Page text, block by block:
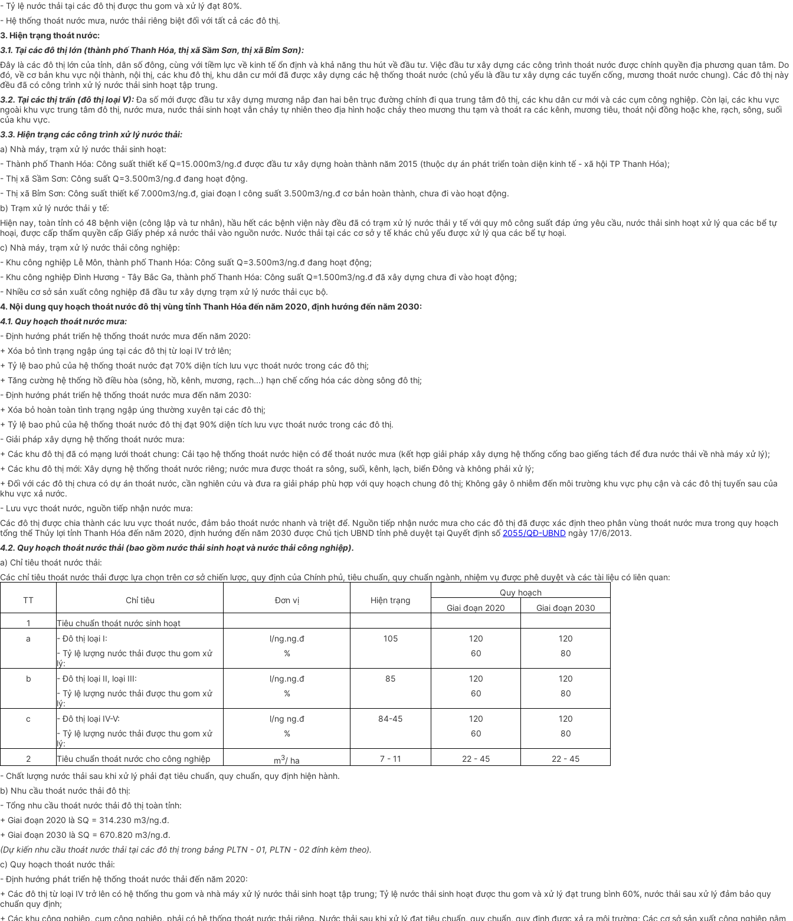
- Tỷ lệ nước thải tại các đô thị được thu gom và xử lý đạt 80%.
- Hệ thống thoát nước mưa, nước thải riêng biệt đối với tất cả các đô thị.
3. Hiện trạng thoát nước:
3.1. Tại các đô thị lớn (thành phố Thanh Hóa, thị xãSầm Sơn, thị xã Bỉm Sơn):
Đây là các đô thị lớn của tỉnh, dân số đông, cùng với tiềm lực về kinh tếổn định và khả năng thu hút về đầu tư. Việc đầu tư xây dựng các công trình thoát nước được chính quyền địa phương quan tâm. Do
đó, về cơ bản khu vực nội thành, nội thị, các khu đô thị, khu dân cư mới đã được xây dựng các hệ thống thoát nước (chủ yếu là đầu tư xây dựng các tuyến cống, mương thoát nước chung). Các đô thị này
đều đã có công trình xử lý nước thải sinh hoạt tập trung.
3.2. Tại các thị trấn (đô thị loại V):Đa số mới được đầu tư xây dựng mương nắp đan hai bên trục đường chính đi qua trung tâm đô thị, các khu dân cư mới và các cụm công nghiệp. Còn lại, các khu vực
ngoài khu vực trung tâm đô thị, nước mưa, nước thải sinh hoạt vẫn chảy tự nhiên theo địa hình hoặc chảy theo mương thu tạm và thoát ra các kênh, mương tiêu, thoát nội đồng hoặc khe, rạch, sông, suối
của khu vực.
3.3. Hiện trạng các công trình xử lýnước thải:
a) Nhà máy, trạm xử lý nước thải sinh hoạt:
- Thành phố Thanh Hóa: Công suất thiết kế Q=15.000m3/ng.đ được đầu tư xây dựng hoàn thành năm 2015 (thuộc dự án phát triển toàn diện kinh tế - xã hội TP Thanh Hóa);
- Thị xã Sầm Sơn: Công suất Q=3.500m3/ng.đ đang hoạt động.
- Thị xã Bỉm Sơn: Công suất thiết kế 7.000m3/ng.đ, giai đoạn I công suất 3.500m3/ng.đ cơ bản hoàn thành, chưa đi vào hoạt động.
b) Trạm xử lý nước thải y tế:
Hiện nay, toàn tỉnh có 48 bệnh viện (công lập và tư nhân), hầu hết các bệnh viện này đều đã có trạm xử lý nước thải y tế với quy mô công suất đáp ứng yêu cầu, nước thải sinh hoạt xử lý qua các bể tự
hoại, được cấp thẩm quyền cấp Giấy phép xả nước thải vào nguồn nước. Nước thải tại các cơ sở y tế khác chủ yếu được xử lý qua các bể tự hoại.
c) Nhà máy, trạm xử lý nước thải công nghiệp:
- Khu công nghiệp Lễ Môn, thành phố Thanh Hóa: Công suất Q=3.500m3/ng.đ đang hoạt động;
- Khu công nghiệp Đình Hương - Tây Bắc Ga, thành phố Thanh Hóa: Công suất Q=1.500m3/ng.đ đã xây dựng chưa đi vào hoạt động;
- Nhiều cơ sở sản xuất công nghiệp đã đầu tư xây dựng trạm xử lý nước thải cục bộ.
4. Nội dung quy hoạch thoát nước đô thị vùng tỉnh Thanh Hóa đến năm 2020, định hướng đến năm 2030:
4.1. Quy hoạch thoátnước mưa:
- Định hướng phát triển hệ thống thoát nước mưa đến năm 2020:
+ Xóa bỏ tình trạng ngập úng tại các đô thị từ loại IV trở lên;
+ Tỷ lệ bao phủ của hệ thống thoát nước đạt 70% diện tích lưu vực thoát nước trong các đô thị;
+ Tăng cường hệ thống hồ điều hòa (sông, hồ, kênh, mương, rạch...) hạn chế cống hóa các dòng sông đô thị;
- Định hướng phát triển hệ thống thoát nước mưa đến năm 2030:
+ Xóa bỏ hoàn toàn tình trạng ngập úng thường xuyên tại các đô thị;
+ Tỷ lệ bao phủ của hệ thống thoát nước đô thị đạt 90% diện tích lưu vực thoát nước trong các đô thị.
- Giải pháp xây dựng hệ thống thoát nước mưa:
+ Các khu đô thị đã có mạng lưới thoát chung: Cải tạo hệ thống thoát nước hiện có để thoát nước mưa (kết hợp giải pháp xây dựng hệ thống cống bao giếng tách để đưa nước thải về nhà máy xử lý);
+ Các khu đô thị mới: Xây dựng hệ thống thoát nước riêng; nước mưa được thoát ra sông, suối, kênh, lạch, biển Đông và không phải xử lý;
+ Đối với các đô thị chưa có dự án thoát nước, cần nghiên cứu và đưa ra giải pháp phù hợp với quy hoạch chung đô thị; Không gây ô nhiễm đến môi trường khu vực phụ cận và các đô thị tuyến sau của
khu vực xả nước.
- Lưu vực thoát nước, nguồn tiếp nhận nước mưa:
Các đô thị được chia thành các lưu vực thoát nước, đảm bảo thoát nước nhanh và triệt để. Nguồn tiếp nhận nước mưa cho các đô thị đã được xác định theo phân vùng thoát nước mưa trong quy hoạch
tổng thể Thủy lợi tỉnh Thanh Hóa đến năm 2020, định hướng đến năm 2030 được Chủ tịch UBND tỉnh phê duyệt tại Quyết định số 2055/QĐ-UBND ngày 17/6/2013.
4.2. Quy hoạch thoát nước thải (bao gồm nước thải sinh hoạt và nước thải công nghiệp).
a) Chỉ tiêu thoát nước thải:
Các chỉ tiêu thoát nước thải được lựa chọn trên cơ sở chiến lược, quy định của Chính phủ, tiêu chuẩn, quy chuẩn ngành, nhiệm vụ được phê duyệt và các tài liệu có liên quan:
TT Chỉ tiêu Đơn vị Hiện trạng
Quy hoạch
Giai đoạn 2020
Giai đoạn 2030
1
Tiêu chuẩn thoát nước sinh hoạt
a
- Đô thị loại I:
- Tỷ lệ lượng nước thải được thu gom xử
lý:
l/ng.ng.đ
%
105
120
60
120
80
b
- Đô thị loại II, loại III:
- Tỷ lệ lượng nước thải được thu gom xử
lý:
l/ng.ng.đ
%
85
120
60
120
80
c - Đô thị loại IV-V:
- Tỷ lệ lượng nước thải được thu gom xử
lý:
l/ng ng.đ
%
84-45
120
60
120
80
2 Tiêu chuẩn thoát nước cho công nghiệp m3/ ha 7 - 11 22 - 45
22 - 45
- Chất lượng nước thải sau khi xử lý phải đạt tiêu chuẩn, quy chuẩn, quy định hiện hành.
b) Nhu cầu thoát nước thải đô thị:
- Tổng nhu cầu thoát nước thải đô thị toàn tỉnh:
+ Giai đoạn 2020 là SQ = 314.230 m3/ng.đ.
+ Giai đoạn 2030 là SQ = 670.820 m3/ng.đ.
(Dự kiến nhu cầu thoát nước thải tại các đô thị trong bảng PLTN - 01, PLTN - 02 đính kèm theo).
c) Quy hoạch thoát nước thải:
- Định hướng phát triển hệ thống thoát nước thải đến năm 2020:
+ Các đô thị từ loại IV trở lên có hệ thống thu gom và nhà máy xử lý nước thải sinh hoạt tập trung; Tỷ lệ nước thải sinh hoạt được thu gom và xử lý đạt trung bình 60%, nước thải sau xử lý đảm bảo quy
chuẩn quy định;
+ Các khu công nghiệp, cụm công nghiệp, phải có hệ thống thoát nước thải riêng. Nước thải sau khi xử lý đạt tiêu chuẩn, quy chuẩn, quy định được xả ra môi trường; Các cơ sở sản xuất công nghiệp nằm